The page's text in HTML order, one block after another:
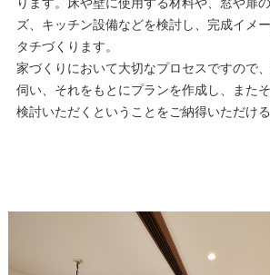
ズ、キッチン設備などを検討し、完成イメ
タチづくります。
家づくりにおいて大切なプロセスですので
伺い、それをもとにプランを作成し、また
検討いただくということをご納得いただけ